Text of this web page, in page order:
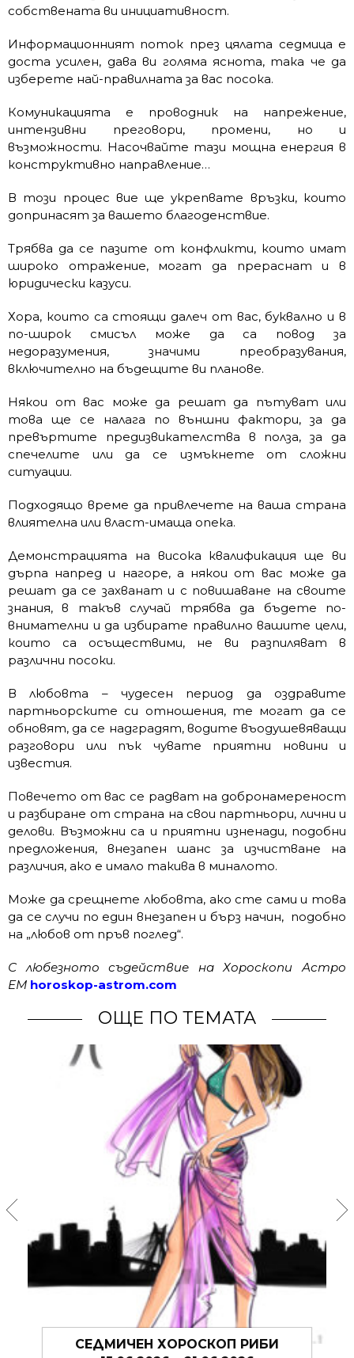
собствената ви инициативност.
Информационният поток през цялата седмица е
доста усилен, дава ви голяма яснота, така че да
изберете най-правилната за вас посока.
Комуникацията е проводник на напрежение,
интензивни преговори, промени, но и
възможности. Насочвайте тази мощна енергия в
конструктивно направление…
В този процес вие ще укрепвате връзки, които
допринасят за вашето благоденствие.
Трябва да се пазите от конфликти, които имат
широко отражение, могат да прераснат и в
юридически казуси.
Хора, които са стоящи далеч от вас, буквално и в
по-широк смисъл може да са повод за
недоразумения, значими преобразувания,
включително на бъдещите ви планове.
Някои от вас може да решат да пътуват или
това ще се налага по външни фактори, за да
превъртите предизвикателства в полза, за да
спечелите или да се измъкнете от сложни
ситуации.
Подходящо време да привлечете на ваша страна
влиятелна или власт-имаща опека.
Демонстрацията на висока квалификация ще ви
дърпа напред и нагоре, а някои от вас може да
решат да се захванат и с повишаване на своите
знания, в такъв случай трябва да бъдете по-
внимателни и да избирате правилно вашите цели,
които са осъществими, не ви разпиляват в
различни посоки.
В любовта – чудесен период да оздравите
партньорските си отношения, те могат да се
обновят, да се надградят, водите въодушевяващи
разговори или пък чувате приятни новини и
известия.
Повечето от вас се радват на добронамереност
и разбиране от страна на свои партньори, лични и
делови. Възможни са и приятни изненади, подобни
предложения, внезапен шанс за изчистване на
различия, ако е имало такива в миналото.
Може да срещнете любовта, ако сте сами и това
да се случи по един внезапен и бърз начин, подобно
на „любов от пръв поглед“.
С любезното съдействие на Хороскопи Астро
ЕМ horoskop-astrom.com
ОЩЕ ПО ТЕМАТА
СЕДМИЧЕН ХОРОСКОП РИБИ